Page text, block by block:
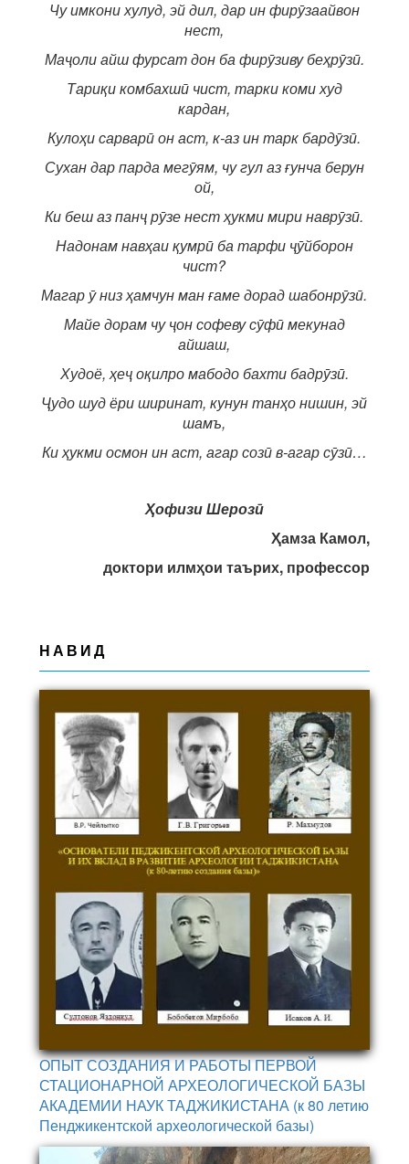
Чу имкони хулуд, эй дил, дар ин фирӯзаайвон
нест,
Маҷоли айш фурсат дон ба фирӯзиву беҳрӯзӣ.
Тариқи комбахшӣ чист, тарки коми худ
кардан,
Кулоҳи сарварӣ он аст, к-аз ин тарк бардӯзӣ.
Сухан дар парда мегӯям, чу гул аз ғунча берун
ой,
Ки беш аз панҷ рӯзе нест ҳукми мири наврӯзӣ.
Надонам навҳаи қумрӣ ба тарфи ҷӯйборон
чист?
Магар ӯ низ ҳамчун ман ғаме дорад шабонрӯзӣ.
Майе дорам чу ҷон софеву сӯфӣ мекунад
айшаш,
Худоё, ҳеҷ оқилро мабодо бахти бадрӯзӣ.
Ҷудо шуд ёри ширинат, кунун танҳо нишин, эй
шамъ,
Ки ҳукми осмон ин аст, агар созӣ в-агар сӯзӣ…
Ҳофизи Шерозӣ
Ҳамза Камол,
доктори илмҳои таърих, профессор
НАВИД
ОПЫТ СОЗДАНИЯ И РАБОТЫ ПЕРВОЙ
СТАЦИОНАРНОЙ АРХЕОЛОГИЧЕСКОЙ БАЗЫ
АКАДЕМИИ НАУК ТАДЖИКИСТАНА (к 80 летию
Пенджикентской археологической базы)